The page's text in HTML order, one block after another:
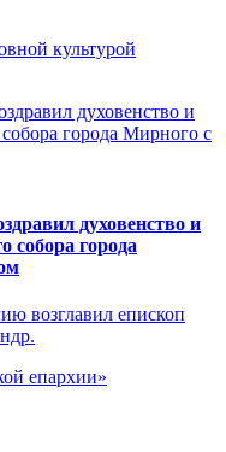
культурой
духовенство и
собора города
возглавил епископ
епархии»